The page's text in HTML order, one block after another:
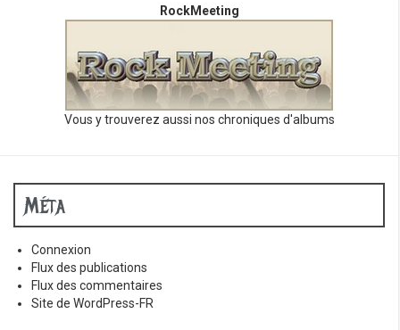
RockMeeting
Vous y trouverez aussi nos chroniques d'albums
Méta
Connexion
Flux des publications
Flux des commentaires
Site de WordPress-FR